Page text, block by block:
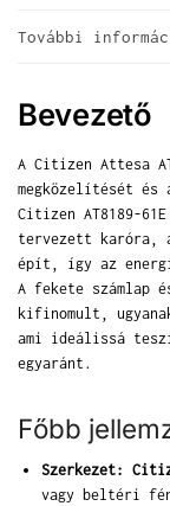
További
Bevezető
A Citizen Attesa
megközelítését és
Citizen AT8189-
tervezett karóra,
épít, így az
A fekete számlap
kifinomult,
ami ideálissá
egyaránt.
Főbb
Szerkezet:
vagy beltéri